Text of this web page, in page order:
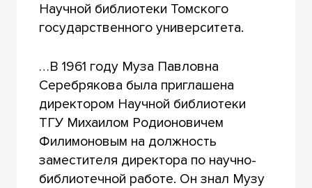
Научной библиотеки Томского
государственного университета.
…В 1961 году Муза Павловна
Серебрякова была приглашена
директором Научной библиотеки
ТГУ Михаилом Родионовичем
Филимоновым на должность
заместителя директора по научно-
библиотечной работе. Он знал Музу